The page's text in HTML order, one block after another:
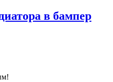
в бампер